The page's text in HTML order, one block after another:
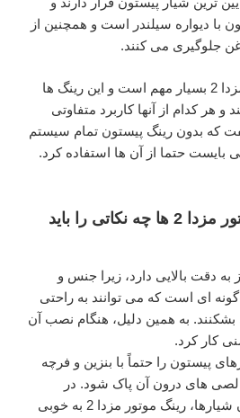
با دیواره سیلندر است و همچنین از
جلوگیری می کنند.
وظیفه رینگ پیستون در مزدا 2 بسیار مهم است و این رینگ ها
و هر کدام از آنها کاربرد متفاوتی
که بدون رینگ پیستون تمام سیستم
بایست حتما از آن ها استفاده کرد.
هنگام نصب رینگ موتور مزدا 2 ها چه نکاتی را باید
دقت بالایی دارد، زیرا جنس و
ای است که می توانند به راحتی
بشکنند. به همین دلیل، هنگام نصب آن
کار کرد.
پیستون را حتماً با بنزین و فرچه
های درون آن پاک شود. در
صورت وجود کثیفی درون شیارها، رینگ موتور مزدا 2 به خوبی